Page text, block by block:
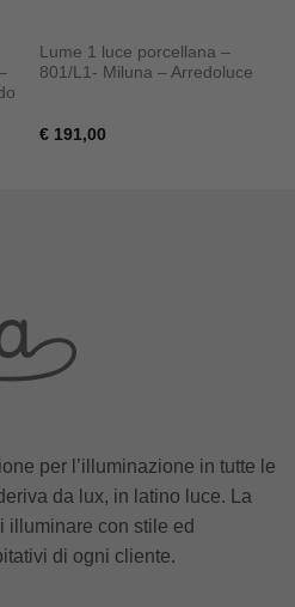
Lume 1 luce porcellana –
801/L1- Miluna – Arredoluce
€191,00
per l’illuminazione in tutte le
da lux, in latino luce. La
illuminare con stile ed
di ogni cliente.